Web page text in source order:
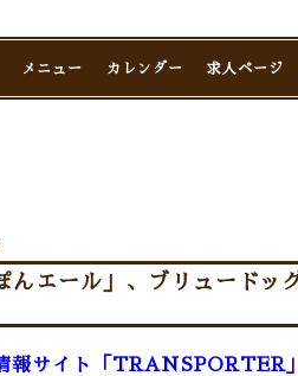
メニュー カレンダー 求人ページ
んエール」、ブリュードッ
報サイト「TRANSPORTER